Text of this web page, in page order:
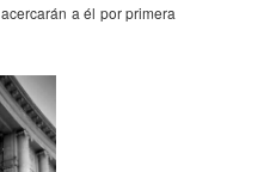
a él por primera